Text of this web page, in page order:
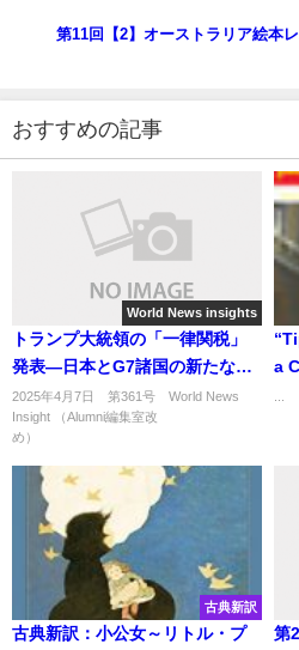
第11回【2】オーストラリア絵本レ
おすすめの記事
World News insights
トランプ大統領の「一律関税」
発表―日本とG7諸国の新たな試
練
2025年4月7日 第361号 World News
Insight （Alumni編集室改
め）
a
古典新訳
古典新訳：小公女～リトル・プ
第